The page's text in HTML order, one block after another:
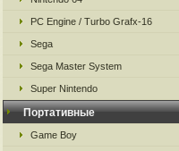
PC Engine / Turbo Grafx-16
Sega
Sega Master System
Super Nintendo
Портативные
Game Boy